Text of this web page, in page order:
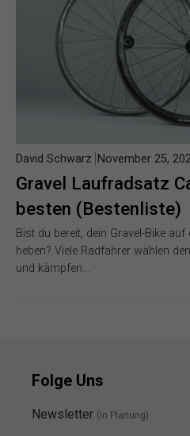
Gravel Laufradsatz
besten (Bestenliste)
David Schwarz November 25,
Bist du bereit, dein Gravel-Bike
heben? Viele Radfahrer wählen
und kämpfen…
Folge Uns
Newsletter (in Planung)